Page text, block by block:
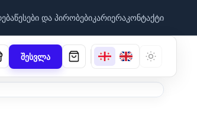
წესები და პირობებიკარიერაკონტაქტი
შესვლა